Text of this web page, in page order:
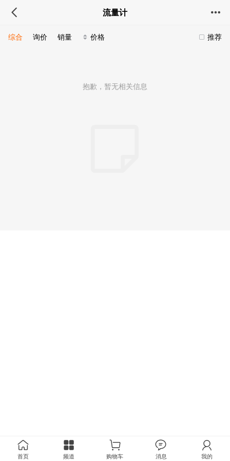
流量计
推荐
综合 询价 销量 价格
抱歉，暂无相关信息
首页 频道 购物车 消息 我的